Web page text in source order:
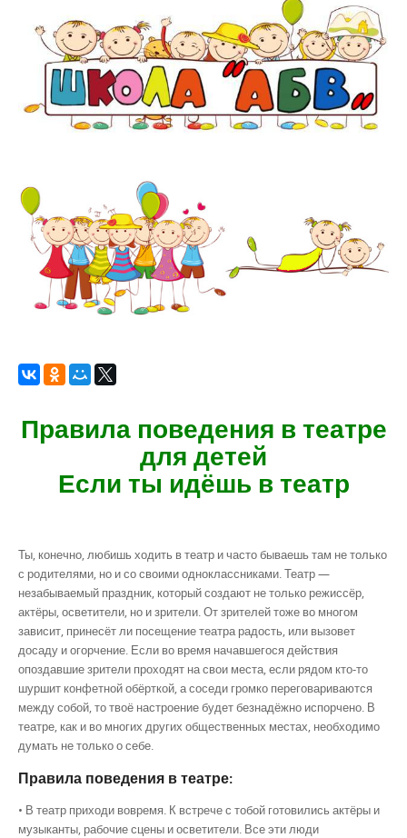
Правила поведения в театре
для детей
Если ты идёшь в театр
Ты, конечно, любишь ходить в театр и часто бываешь там не только
с родителями, но и со своими одноклассниками. Театр —
незабываемый праздник, который создают не только режиссёр,
актёры, осветители, но и зрители. От зрителей тоже во многом
зависит, принесёт ли посещение театра радость, или вызовет
досаду и огорчение. Если во время начавшегося действия
опоздавшие зрители проходят на свои места, если рядом кто-то
шуршит конфетной обёрткой, а соседи громко переговариваются
между собой, то твоё настроение будет безнадёжно испорчено. В
театре, как и во многих других общественных местах, необходимо
думать не только о себе.
Правила поведения в театре:
• В театр приходи вовремя. К встрече с тобой готовились актёры и
музыканты, рабочие сцены и осветители. Все эти люди